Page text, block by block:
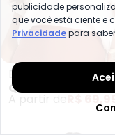
Blusa (Natural) em
QUINTESS
publicidade
que você está ciente e
Privacidadepara